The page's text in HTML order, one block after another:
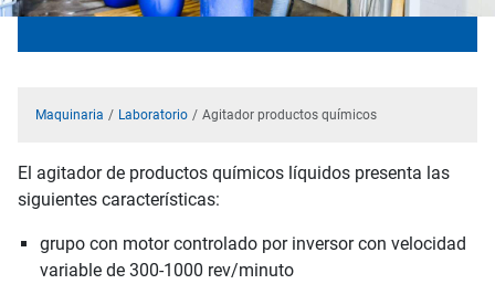
Maquinaria Laboratorio Agitador productos químicos
El agitador de productos químicos líquidos presenta las
siguientes características:
grupo con motor controlado por inversor con velocidad
variable de 300-1000 rev/minuto